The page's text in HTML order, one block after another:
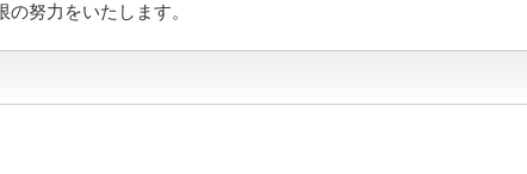
努力をいたします。